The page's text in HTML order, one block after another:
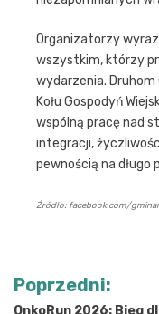
Organizatorzy
wszystkim, którzy
wydarzenia.
Kołu Gospodyń
wspólną pracę nad
integracji,
pewnością na
Źródło: facebook.com/
Nawigacja
Poprzedni: